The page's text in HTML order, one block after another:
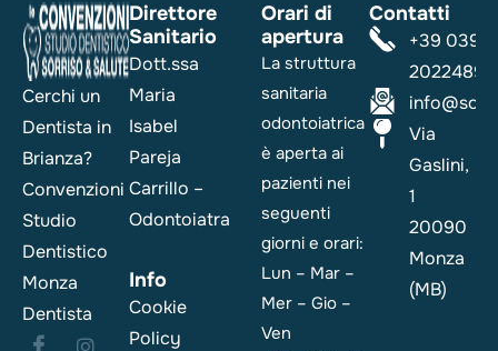
Cerchi un
Dentista in
Brianza?
Convenzioni
Studio
Dentistico
Monza
Dentista
Direttore
Sanitario
Dott.ssa
Maria
Isabel
Pareja
Carrillo –
Odontoiatra
Info
Cookie
Policy
Orari di
apertura
La struttura
sanitaria
odontoiatrica
è aperta ai
pazienti nei
seguenti
giorni e orari:
Lun – Mar –
Mer – Gio –
Ven
Contatti
+39 039
2022489
Via
Gaslini,
1
20090
Monza
(MB)